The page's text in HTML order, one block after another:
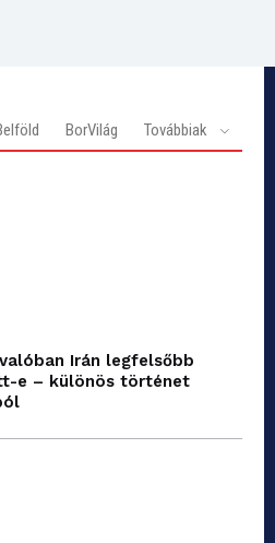
BorVilág Továbbiak
Irán legfelsőbb
e – különös történet